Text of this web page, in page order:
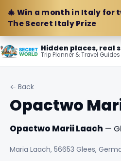
🎄 Win a month in Italy for
The Secret Italy Prize
Hidden places, real
Trip Planner & Travel Guides
← Back
Opactwo
Opactwo Marii Laach —
Maria Laach, 56653 Glees,